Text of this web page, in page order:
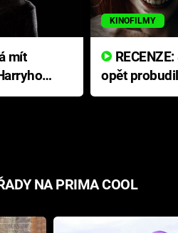
mít
KINOFILMY
opět
přichází s
NA PRIMA COOL